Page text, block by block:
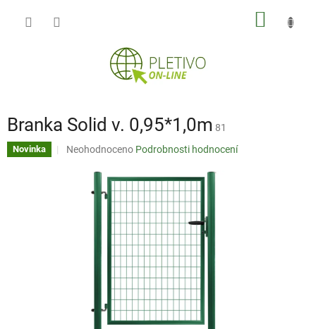
Branka Solid v. 0,95*1,0m 81
Novinka
Průměrné
produktu
Neohodnoceno Podrobnosti hodnocení